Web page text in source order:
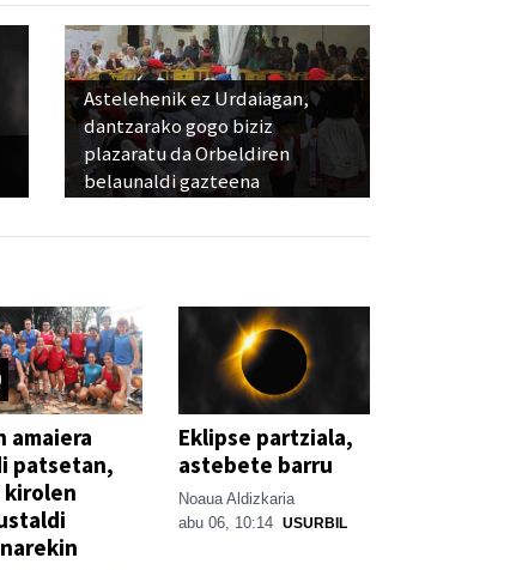
Astelehenik ez Urdaiagan,
dantzarako gogo biziz
plazaratu da Orbeldiren
belaunaldi gazteena
amaiera
patsetan,
kirolen
Eklipse partziala,
astebete barru
Noaua Aldizkaria
abu 06, 10:14 USURBIL